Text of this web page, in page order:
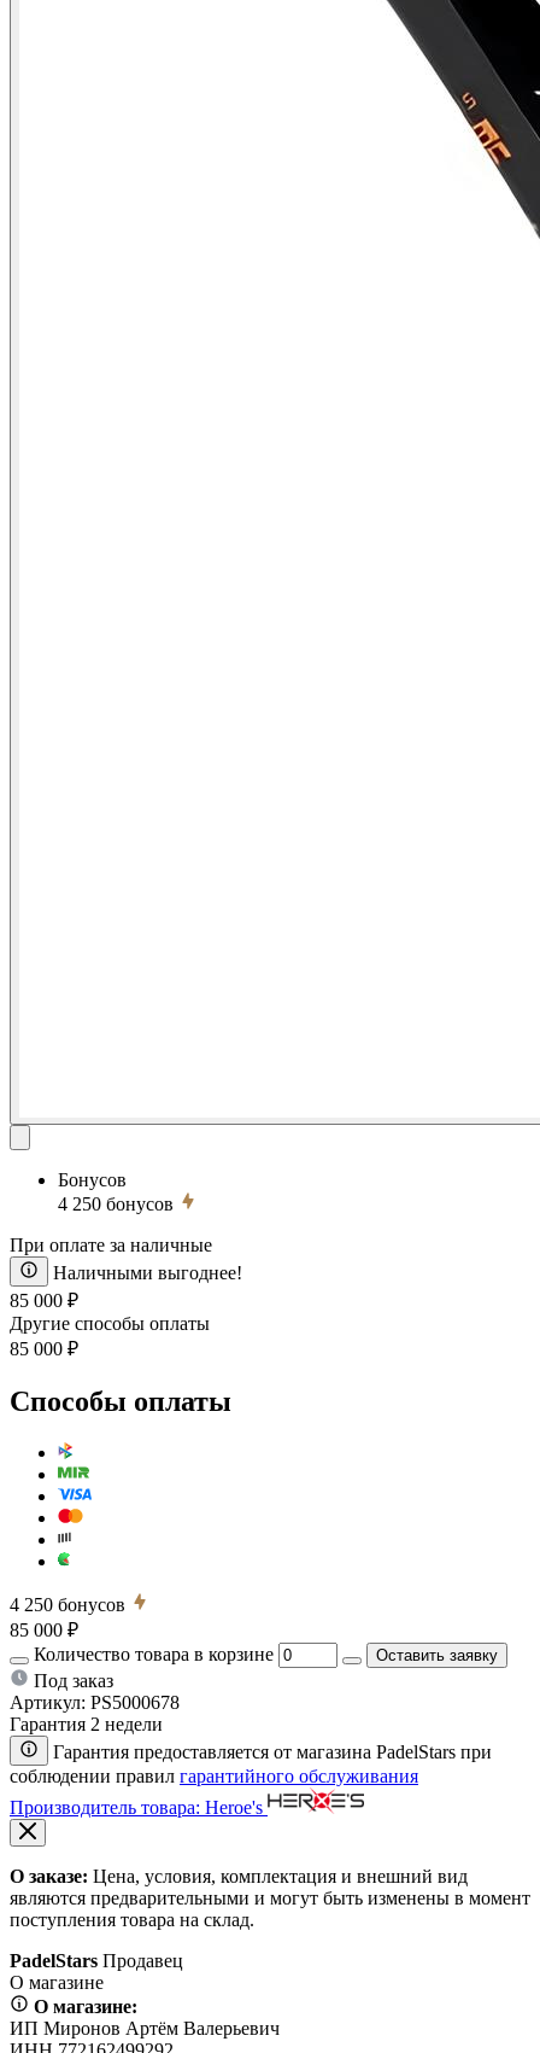
Бонусов
4 250 бонусов
При оплате за наличные
Наличными выгоднее!
85 000 ₽
Другие способы оплаты
85 000 ₽
Способы оплаты
4 250 бонусов
85 000 ₽
Количество товара в корзине
Оставить заявку
Под заказ
Артикул: PS5000678
Гарантия 2 недели
Гарантия предоставляется от магазина PadelStars при
соблюдении правил гарантийного обслуживания
Производитель товара: Heroe's
О заказе: Цена, условия, комплектация и внешний вид
являются предварительными и могут быть изменены в момент
поступления товара на склад.
PadelStars Продавец
О магазине
О магазине:
ИП Миронов Артём Валерьевич